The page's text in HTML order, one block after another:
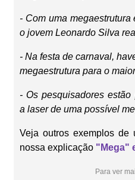
- Com uma
o jovem Leonardo Silva
- Na festa de carnaval,
megaestrutura para o
- Os pesquisadores
a laser de uma possível
Veja outros exemplos de
nossa explicação "Mega"
Para ver